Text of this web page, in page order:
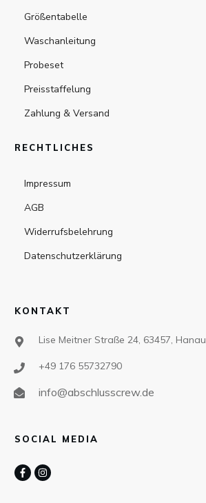
Größentabelle
Waschanleitung
Probeset
Preisstaffelung
Zahlung & Versand
RECHTLICHES
Impressum
AGB
Widerrufsbelehrung
Datenschutzerklärung
KONTAKT
Lise Meitner Straße 24, 63457, Hanau
+49 176 55732790
info@abschlusscrew.de
SOCIAL MEDIA